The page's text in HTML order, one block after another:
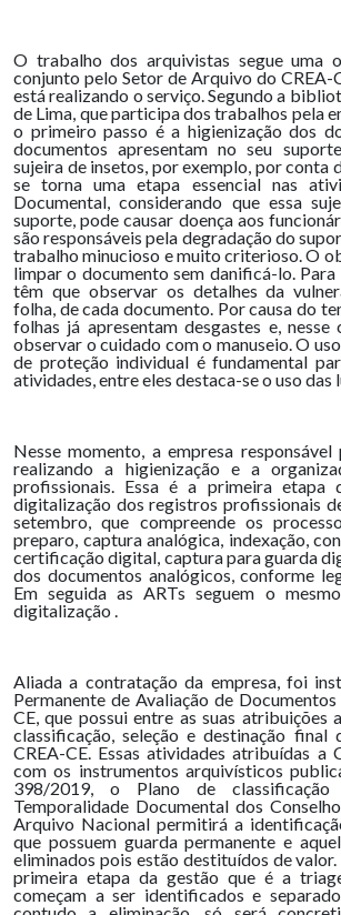
O trabalho dos arquivistas segue uma
conjunto pelo Setor de Arquivo do CREA-
está realizando o serviço. Segundo a
de Lima, que participa dos trabalhos pela
o primeiro passo é a higienização dos
documentos apresentam no seu
sujeira de insetos, por exemplo, por conta
se torna uma etapa essencial nas
Documental, considerando que essa
suporte, pode causar doença aos
são responsáveis pela degradação do
trabalho minucioso e muito criterioso. O
limpar o documento sem danificá-lo. Para
têm que observar os detalhes da
folha, de cada documento. Por causa do
folhas já apresentam desgastes e,
observar o cuidado com o manuseio. O
de proteção individual é fundamental
atividades, entre eles destaca-se o uso das
Nesse momento, a empresa
realizando a higienização e a
profissionais. Essa é a primeira etapa
digitalização dos registros profissionais
setembro, que compreende os
preparo, captura analógica, indexação,
certificação digital, captura para guarda
dos documentos analógicos, conforme
Em seguida as ARTs seguem o
digitalização .
Aliada a contratação da empresa, foi
Permanente de Avaliação de
CE, que possui entre as suas atribuições
classificação, seleção e destinação final
CREA-CE. Essas atividades atribuídas a
com os instrumentos arquivísticos
398/2019, o Plano de
Temporalidade Documental dos
Arquivo Nacional permitirá a
que possuem guarda permanente e
eliminados pois estão destituídos de
primeira etapa da gestão que é a
começam a ser identificados e